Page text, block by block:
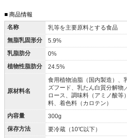
■ 商品情報
名称
乳等を主要原料とする食品
無脂乳固形分
5.9%
乳脂肪分
0%
植物性脂肪分
24.5%
原材料名
食用植物油脂（国内製造）、
ズフード、乳たん白質分解物
ロース、調味料（アミノ酸
料、着色料（カロテン）
内容量
300g
保存方法
要冷蔵（10℃以下）